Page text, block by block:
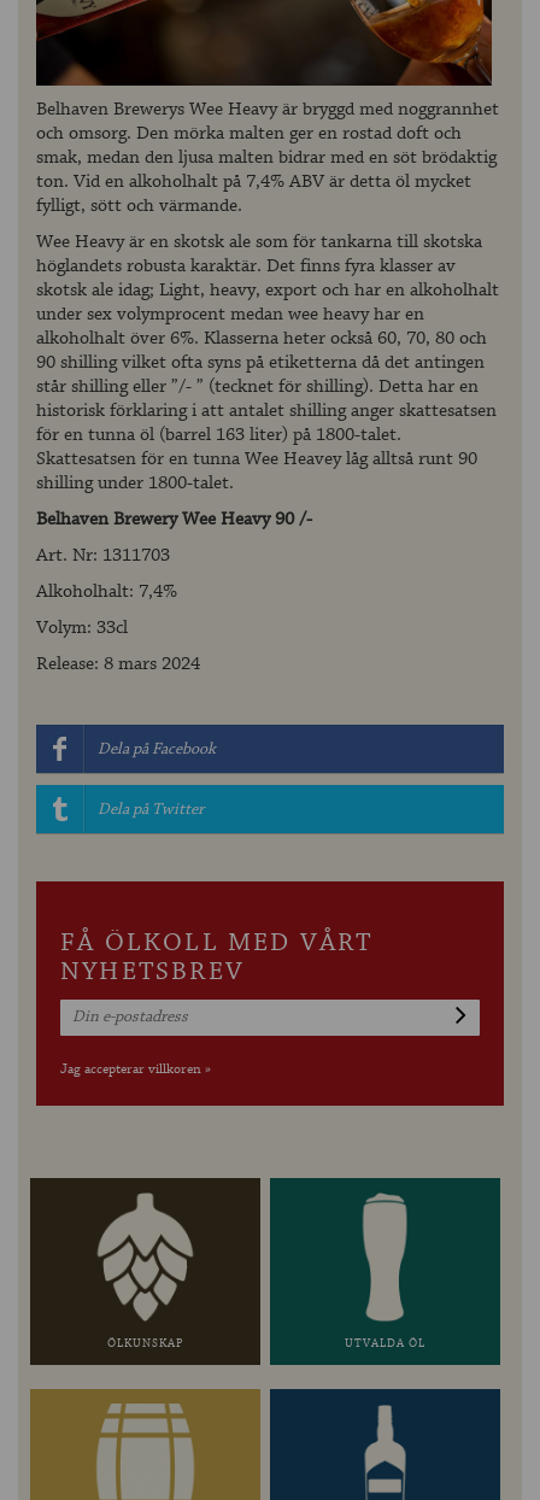
Belhaven Brewerys Wee Heavy är bryggd med noggrannhet
och omsorg. Den mörka malten ger en rostad doft och
smak, medan den ljusa malten bidrar med en söt brödaktig
ton. Vid en alkoholhalt på 7,4% ABV är detta öl mycket
fylligt, sött och värmande.
Wee Heavy är en skotsk ale som för tankarna till skotska
höglandets robusta karaktär. Det finns fyra klasser av
skotsk ale idag; Light, heavy, export och har en alkoholhalt
under sex volymprocent medan wee heavy har en
alkoholhalt över 6%. Klasserna heter också 60, 70, 80 och
90 shilling vilket ofta syns på etiketterna då det antingen
står shilling eller ”/- ” (tecknet för shilling). Detta har en
historisk förklaring i att antalet shilling anger skattesatsen
för en tunna öl (barrel 163 liter) på 1800-talet.
Skattesatsen för en tunna Wee Heavey låg alltså runt 90
shilling under 1800-talet.
Belhaven Brewery Wee Heavy 90 /-
Art. Nr: 1311703
Alkoholhalt: 7,4%
Volym: 33cl
Release: 8 mars 2024
Dela på Facebook
Dela på Twitter
FÅ ÖLKOLL MED VÅRT
NYHETSBREV
Jag accepterar villkoren »
ÖLKUNSKAP UTVALDA ÖL